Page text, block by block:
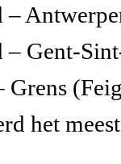
Gent-
het